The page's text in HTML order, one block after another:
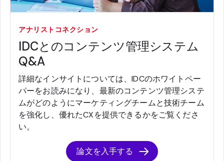
アナリストコネクション
IDCとのコンテンツ管理システム
Q&A
詳細なインサイトについては、IDCのホワイトペー
パーをお読みになり、最新のコンテンツ管理システ
ムがどのようにマーケティングチームと技術チーム
を強化し、優れたCXを提供できるかをご覧くださ
い。
論文を入手する